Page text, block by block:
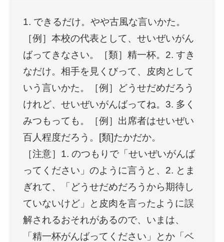
1. できるだけ。やや古風な言いかた。
［例］本校の代表として、せいぜいがん
ばってきなさい。［類］精一杯。2. すき
なだけ。相手を見くびって、皮肉として
いう言いかた。［例］どうせだめだろう
けれど、せいぜいがんばってね。3. 多く
みつもっても。［例］出席者はせいぜい
百人程度だろう。[類]たかだか。
［注意］1. のつもりで「せいぜいがんば
ってください」のように言うと、2. とま
ぎれて、「どうせだめだろうから期待し
ていないけど」と皮肉を言ったように誤
解されるおそれがあるので、いまは、
「精一杯がんばってください」とか「ベ